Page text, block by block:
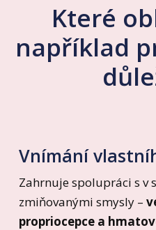
Které
například
Vnímání
Zahrnuje spolupráci s v
zmiňovanými smysly –
propriocepce a